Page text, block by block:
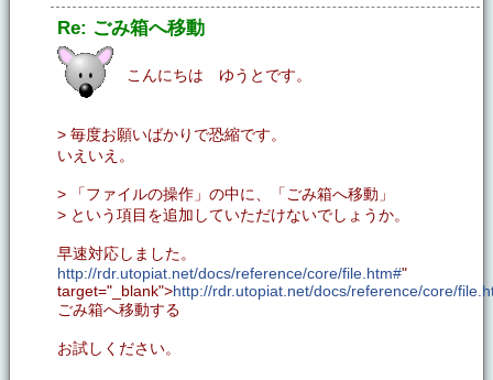
Re: ごみ箱へ移動
こんにちは ゆうとです。
> 毎度お願いばかりで恐縮です。
いえいえ。
> 「ファイルの操作」の中に、「ごみ箱へ移動」
> という項目を追加していただけないでしょうか。
早速対応しました。
http://rdr.utopiat.net/docs/reference/core/file.htm#"
target="_blank">http://rdr.utopiat.net/docs/reference/core/
ごみ箱へ移動する
お試しください。